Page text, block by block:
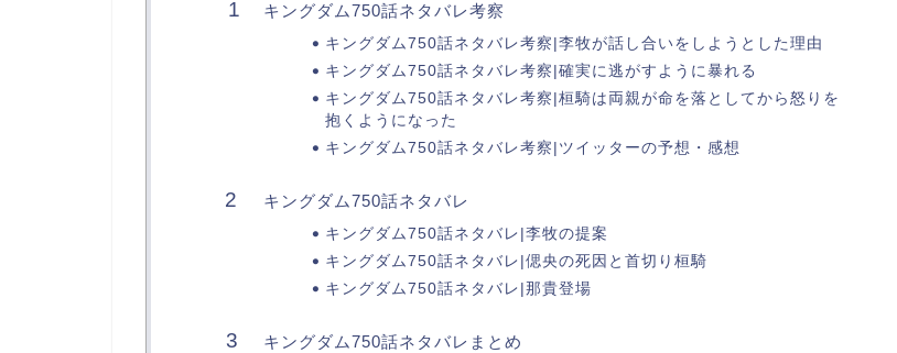
キングダム750話ネタバレ考察
キングダム750話ネタバレ考察|李牧が話し合いをしようとした理由
キングダム750話ネタバレ考察|確実に逃がすように暴れる
キングダム750話ネタバレ考察|桓騎は両親が命を落としてから怒りを
抱くようになった
キングダム750話ネタバレ考察|ツイッターの予想・感想
キングダム750話ネタバレ
キングダム750話ネタバレ|李牧の提案
キングダム750話ネタバレ|偲央の死因と首切り桓騎
キングダム750話ネタバレ|那貴登場
キングダム750話ネタバレまとめ